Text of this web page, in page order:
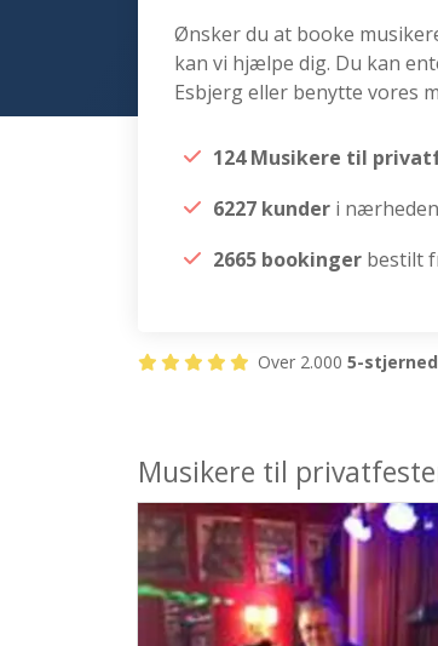
Ønsker du at booke
kan vi hjælpe dig. Du kan
Esbjerg eller benytte vores
124 Musikere til
6227 kunder i
2665 bookinger bestilt
Over 2.000 5-
Musikere til